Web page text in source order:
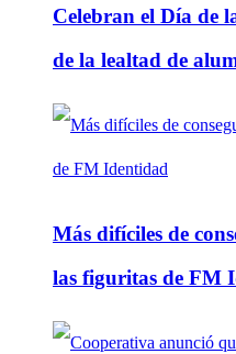
Celebran el Día de
de la lealtad de
Más difíciles de
las figuritas de FM